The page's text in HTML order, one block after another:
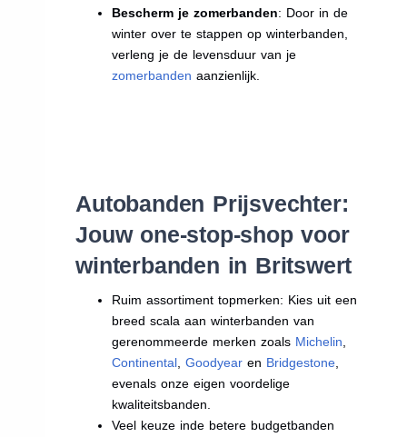
Bescherm je zomerbanden: Door in de
winter over te stappen op winterbanden,
verleng je de levensduur van je
zomerbanden aanzienlijk.
Autobanden Prijsvechter:
Jouw one-stop-shop voor
winterbanden in Britswert
Ruim assortiment topmerken: Kies uit een
breed scala aan winterbanden van
gerenommeerde merken zoals Michelin
Continental ,Goodyear en Bridgestone
evenals onze eigen voordelige
kwaliteitsbanden.
Veel keuze inde betere budgetbanden